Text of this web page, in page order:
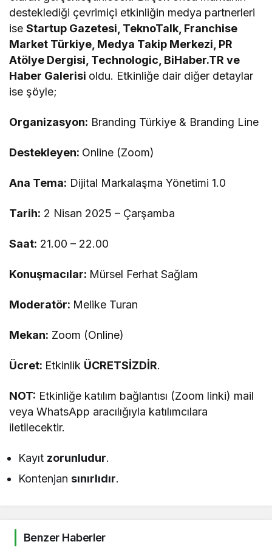
desteklediği çevrimiçi etkinliğin medya partnerleri
iseStartup Gazetesi, TeknoTalk, Franchise
Market Türkiye, Medya Takip Merkezi, PR
Atölye Dergisi, Technologic, BiHaber.TR ve
Haber Galerisi oldu. Etkinliğe dair diğer detaylar
ise şöyle;
Organizasyon: Branding Türkiye & Branding Line
Destekleyen: Online (Zoom)
Ana Tema: Dijital Markalaşma Yönetimi 1.0
Tarih: 2 Nisan 2025 – Çarşamba
Saat: 21.00 – 22.00
Konuşmacılar: Mürsel Ferhat Sağlam
Moderatör: Melike Turan
Mekan: Zoom (Online)
Ücret: Etkinlik ÜCRETSİZDİR.
NOT: Etkinliğe katılım bağlantısı (Zoom linki) mail
veya WhatsApp aracılığıyla katılımcılara
iletilecektir.
Kayıt zorunludur.
Kontenjansınırlıdır.
Benzer Haberler